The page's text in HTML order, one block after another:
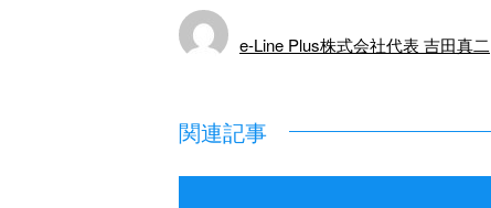
e-Line Plus株式会社代表 吉田真二
関連記事